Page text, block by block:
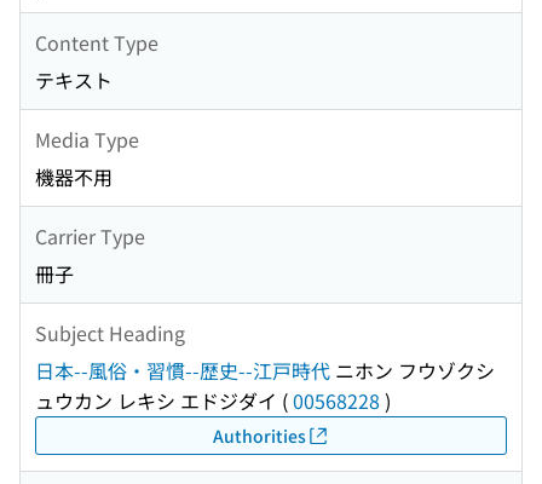
Content Type
テキスト
Media Type
機器不用
Carrier Type
冊子
Subject Heading
日本--風俗・習慣--歴史--江戸時代 ニホン フウゾクシ
ュウカン レキシ エドジダイ (00568228 )
Authorities